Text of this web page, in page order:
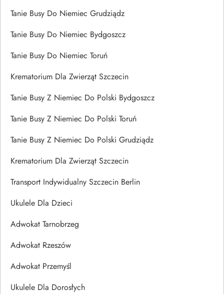
Tanie Busy Do Niemiec Grudziądz
Tanie Busy Do Niemiec Bydgoszcz
Tanie Busy Do Niemiec Toruń
Krematorium Dla Zwierząt Szczecin
Tanie Busy Z Niemiec Do Polski Bydgoszcz
Tanie Busy Z Niemiec Do Polski Toruń
Tanie Busy Z Niemiec Do Polski Grudziądz
Krematorium Dla Zwierząt Szczecin
Transport Indywidualny Szczecin Berlin
Ukulele Dla Dzieci
Adwokat Tarnobrzeg
Adwokat Rzeszów
Adwokat Przemyśl
Ukulele Dla Dorosłych